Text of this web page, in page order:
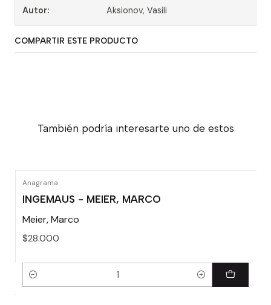
Autor: Aksionov, Vasili
COMPARTIR ESTE PRODUCTO
También podría interesarte uno de estos
Anagrama
INGEMAUS - MEIER, MARCO
Meier, Marco
$28.000
Cantidad